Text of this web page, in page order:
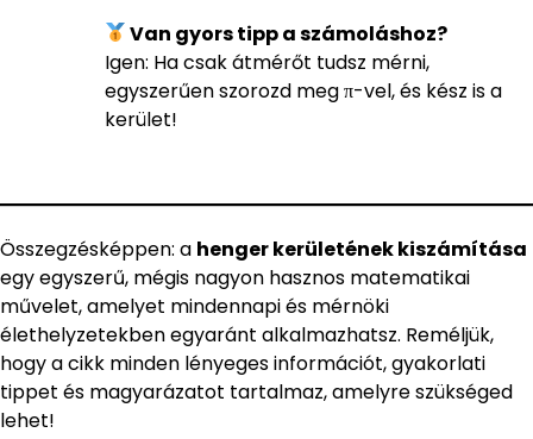
Van gyors tipp a számoláshoz?
Igen: Ha csak átmérőt tudsz mérni,
egyszerűen szorozd meg π-vel, és kész is a
kerület!
Összegzésképpen: a henger kerületének kiszámítása
egy egyszerű, mégis nagyon hasznos matematikai
művelet, amelyet mindennapi és mérnöki
élethelyzetekben egyaránt alkalmazhatsz. Reméljük,
hogy a cikk minden lényeges információt, gyakorlati
tippet és magyarázatot tartalmaz, amelyre szükséged
lehet!